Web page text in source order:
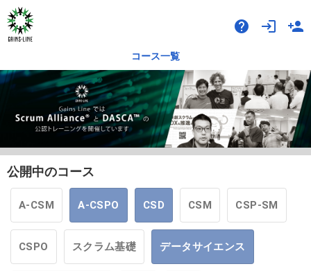
help login person_add
コース一覧
公開中のコース
A-CSM A-CSPO CSD CSM CSP-SM
CSPO スクラム基礎 データサイエンス